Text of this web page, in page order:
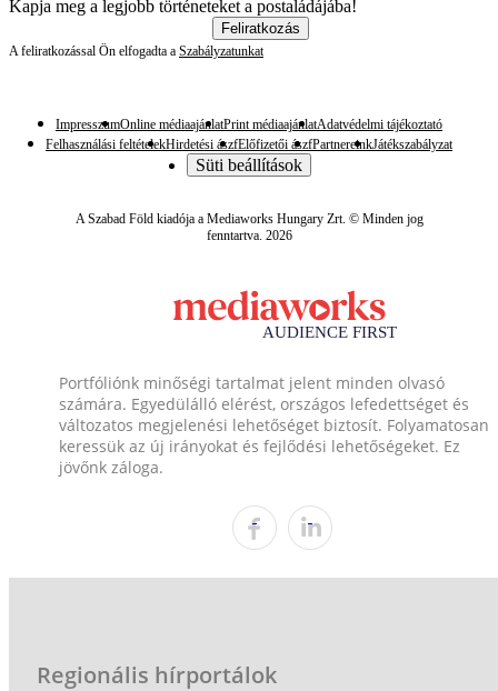
Kapja meg a legjobb történeteket a postaládájába!
Feliratkozás
A feliratkozással Ön elfogadta a Szabályzatunkat
ImpresszumOnline médiaajánlatPrint médiaajánlatAdatvédelmi tájékoztató
Felhasználási feltételekHirdetési ászfElőfizetői ászfPartnereinkJátékszabályzat
Süti beállítások
A Szabad Föld kiadója a Mediaworks Hungary Zrt. © Minden jog
fenntartva. 2026
Portfóliónk minőségi tartalmat jelent minden olvasó
számára. Egyedülálló elérést, országos lefedettséget és
változatos megjelenési lehetőséget biztosít. Folyamatosan
keressük az új irányokat és fejlődési lehetőségeket. Ez
jövőnk záloga.
Regionális hírportálok